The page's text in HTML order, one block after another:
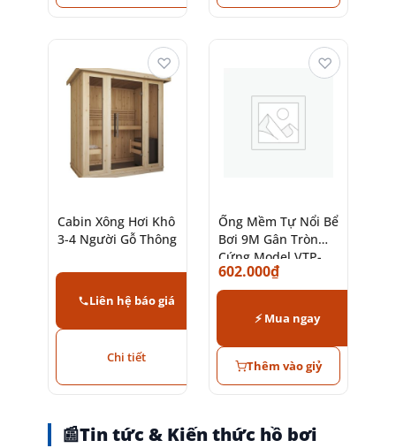
Cabin Xông Hơi Khô
3-4 Người Gỗ Thông
Liên hệ báo giá
Chi tiết
♡
Ống Mềm Tự Nổi Bể
Bơi 9M Gân Tròn
Cứng Model VTP-
362 Hãng Pikes
602.000₫
⚡ Mua ngay
Thêm vào giỷ
♡
📰Tin tức & Kiến thức hồ bơi